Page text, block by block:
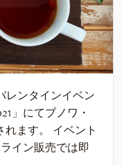
レンタインイベン
」にてブノワ・
れます。 イベント
イン販売では即